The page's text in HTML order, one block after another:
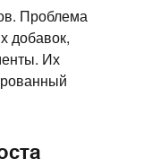
Проблема
добавок,
Их